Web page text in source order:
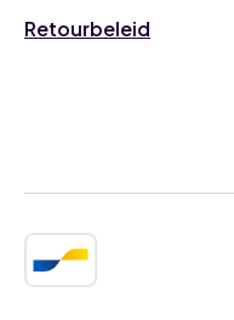
Retourbeleid